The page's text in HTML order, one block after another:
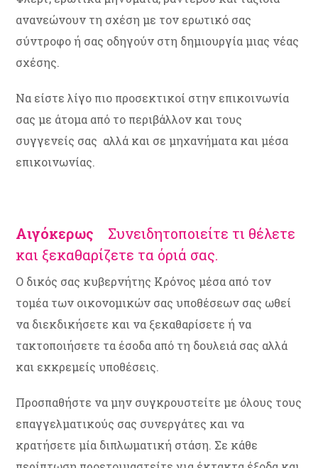
ανανεώνουν τη σχέση με τον ερωτικό σας
σύντροφο ή σας οδηγούν στη δημιουργία μιας νέας
σχέσης.
Να είστε λίγο πιο προσεκτικοί στην επικοινωνία
σας με άτομα από το περιβάλλον και τους
συγγενείς σας αλλά και σε μηχανήματα και μέσα
επικοινωνίας.
Αιγόκερως
Συνειδητοποιείτε τι θέλετε
και ξεκαθαρίζετε τα όριά σας.
Ο δικός σας κυβερνήτης Κρόνος μέσα από τον
τομέα των οικονομικών σας υποθέσεων σας ωθεί
να διεκδικήσετε και να ξεκαθαρίσετε ή να
τακτοποιήσετε τα έσοδα από τη δουλειά σας αλλά
και εκκρεμείς υποθέσεις.
Προσπαθήστε να μην συγκρουστείτε με όλους τους
επαγγελματικούς σας συνεργάτες και να
κρατήσετε μία διπλωματική στάση. Σε κάθε